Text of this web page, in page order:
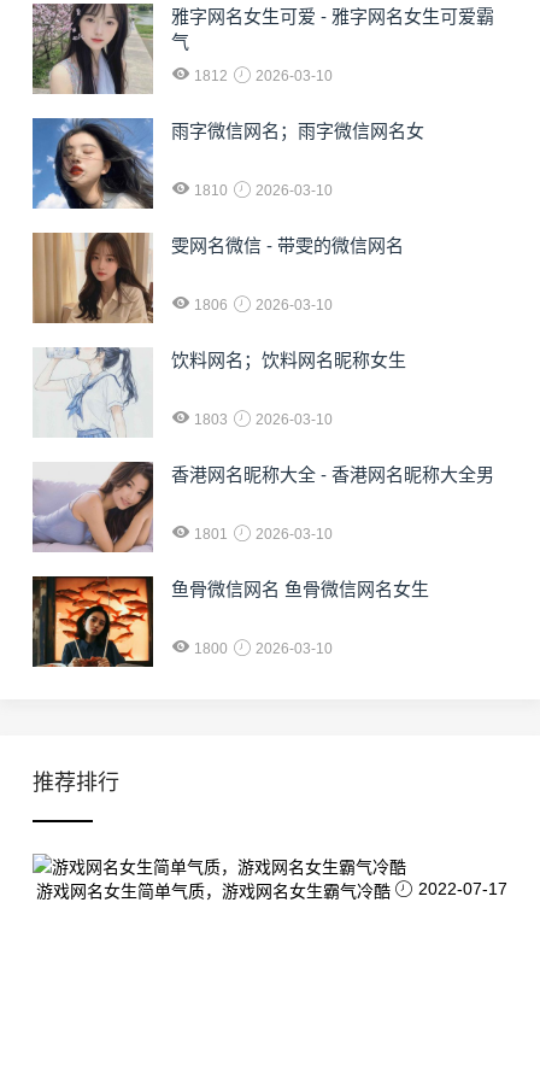
雅字网名女生可爱 - 雅字网名女生可爱霸
气
1812 2026-03-10
雨字微信网名；雨字微信网名女
1810 2026-03-10
雯网名微信 - 带雯的微信网名
1806 2026-03-10
饮料网名；饮料网名昵称女生
1803 2026-03-10
香港网名昵称大全 - 香港网名昵称大全男
1801 2026-03-10
鱼骨微信网名 鱼骨微信网名女生
1800 2026-03-10
推荐排行
游戏网名女生简单气质，游戏网名女生霸气冷酷 2022-07-17